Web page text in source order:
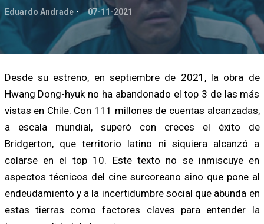
Eduardo Andrade 07-11-2021
Desde su estreno, en septiembre de 2021, la obra de
Hwang Dong-hyuk no ha abandonado el top 3 de las más
vistas en Chile. Con 111 millones de cuentas alcanzadas,
a escala mundial, superó con creces el éxito de
Bridgerton, que territorio latino ni siquiera alcanzó a
colarse en el top 10. Este texto no se inmiscuye en
aspectos técnicos del cine surcoreano sino que pone al
endeudamiento y a la incertidumbre social que abunda en
estas tierras como factores claves para entender la